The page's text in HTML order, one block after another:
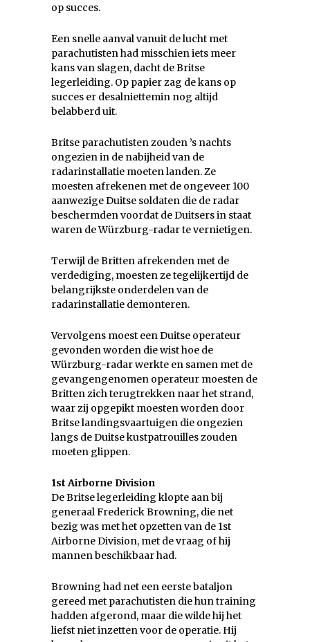
op succes.
Een snelle aanval vanuit de lucht met
parachutisten had misschien iets meer
kans van slagen, dacht de Britse
legerleiding. Op papier zag de kans op
succes er desalniettemin nog altijd
belabberd uit.
Britse parachutisten zouden ’s nachts
ongezien in de nabijheid van de
radarinstallatie moeten landen. Ze
moesten afrekenen met de ongeveer 100
aanwezige Duitse soldaten die de radar
beschermden voordat de Duitsers in staat
waren de Würzburg-radar te vernietigen.
Terwijl de Britten afrekenden met de
verdediging, moesten ze tegelijkertijd de
belangrijkste onderdelen van de
radarinstallatie demonteren.
Vervolgens moest een Duitse operateur
gevonden worden die wist hoe de
Würzburg-radar werkte en samen met de
gevangengenomen operateur moesten de
Britten zich terugtrekken naar het strand,
waar zij opgepikt moesten worden door
Britse landingsvaartuigen die ongezien
langs de Duitse kustpatrouilles zouden
moeten glippen.
1st Airborne Division
De Britse legerleiding klopte aan bij
generaal Frederick Browning, die net
bezig was met het opzetten van de 1st
Airborne Division, met de vraag of hij
mannen beschikbaar had.
Browning had net een eerste bataljon
gereed met parachutisten die hun training
hadden afgerond, maar die wilde hij het
liefst niet inzetten voor de operatie. Hij